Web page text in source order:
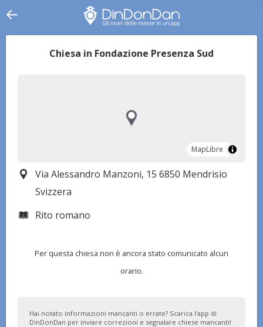
Chiesa in Fondazione Presenza Sud
MapLibre
MapLibre
Via Alessandro Manzoni, 15 6850 Mendrisio
Svizzera
Rito romano
Per questa chiesa non è ancora stato comunicato alcun
orario.
Hai notato informazioni mancanti o errate? Scarica l'app di
DinDonDan per inviare correzioni e segnalare chiese mancanti!